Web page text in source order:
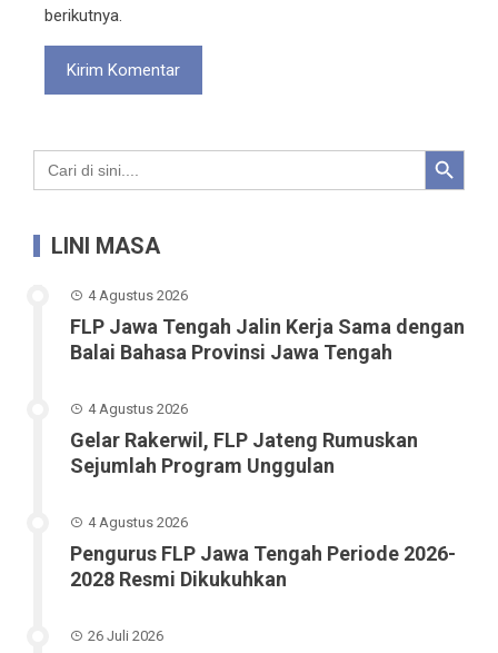
berikutnya.
Search
for:
Search Button
LINI MASA
4 Agustus 2026
FLP Jawa Tengah Jalin Kerja Sama dengan
Balai Bahasa Provinsi Jawa Tengah
4 Agustus 2026
Gelar Rakerwil, FLP Jateng Rumuskan
Sejumlah Program Unggulan
4 Agustus 2026
Pengurus FLP Jawa Tengah Periode 2026-
2028 Resmi Dikukuhkan
26 Juli 2026